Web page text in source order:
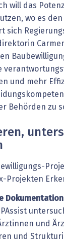
will das
wo es
sich
und mehr
Behörden zu
Projekten
und
und